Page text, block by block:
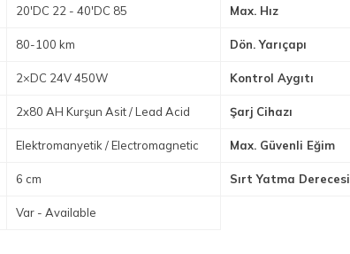
20'DC 22 - 40'DC 85 Max. Hız
80-100 km Dön. Yarıçapı
2×DC 24V 450W Kontrol Aygıtı
2x80 AH Kurşun Asit / Lead Acid Şarj Cihazı
Elektromanyetik / Electromagnetic Max. Güvenli Eğim
6 cm Sırt Yatma Derecesi
Var - Available